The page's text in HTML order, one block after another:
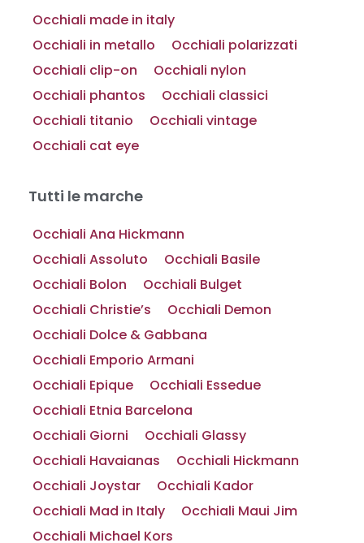
Occhiali made in italy
Occhiali in metallo
Occhiali polarizzati
Occhiali clip-on
Occhiali nylon
Occhiali phantos
Occhiali classici
Occhiali titanio
Occhiali vintage
Occhiali cat eye
Tutti le marche
Occhiali Ana Hickmann
Occhiali Assoluto
Occhiali Basile
Occhiali Bolon
Occhiali Bulget
Occhiali Christie’s
Occhiali Demon
Occhiali Dolce & Gabbana
Occhiali Emporio Armani
Occhiali Epique
Occhiali Essedue
Occhiali Etnia Barcelona
Occhiali Giorni
Occhiali Glassy
Occhiali Havaianas
Occhiali Hickmann
Occhiali Joystar
Occhiali Kador
Occhiali Mad in Italy
Occhiali Maui Jim
Occhiali Michael Kors